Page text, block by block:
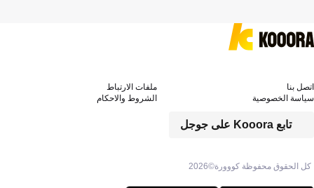
كل الحقوق محفوظة كووورة©2026
تابع Kooora على جوجل
اتصل بنا
ملفات الارتباط
سياسة الخصوصية
الشروط والاحكام